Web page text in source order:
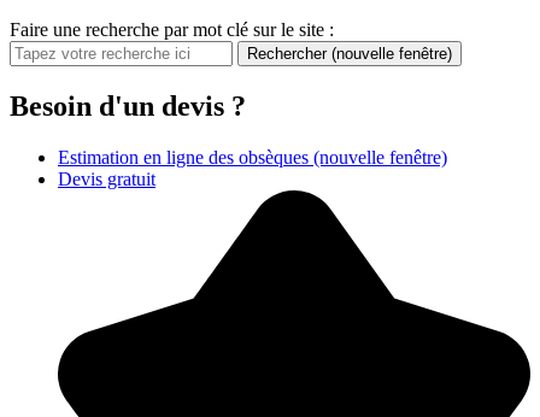
Faire une recherche par mot clé sur le site :
Rechercher (nouvelle fenêtre)
Besoin d'un devis ?
Estimation en ligne des obsèques (nouvelle fenêtre)
Devis gratuit